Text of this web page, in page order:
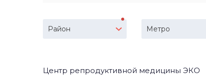
Район Метро
Центр репродуктивной медицины ЭКО